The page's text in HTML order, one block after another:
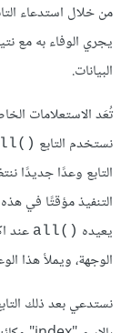
من خلال استدعاء
يجري الوفاء به مع
البيانات.
تُعَد الاستعلامات
نستخدم التابع
التابع وعدًا جديدًا
التنفيذ مؤقتًا في هذه
يعيده all()‎ عند
الوجهة، ويملأ هذا
نستدعي بعد ذلك